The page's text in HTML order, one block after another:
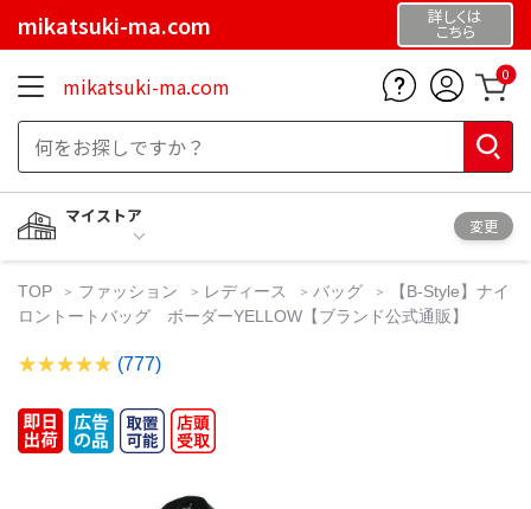
mikatsuki-ma.com 詳しくは
こちら
mikatsuki-ma.com 0
マイストア
変更
TOP ファッション レディース バッグ
【B-Style】ナイ
ロントートバッグ ボーダーYELLOW【ブランド公式通販】
(777)